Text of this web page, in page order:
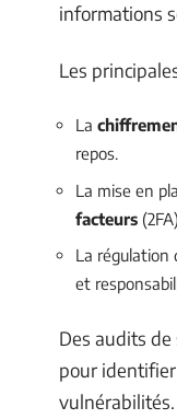
informations
Les
La
repos.
La mise en
facteurs
La régulation
et
Des audits
pour